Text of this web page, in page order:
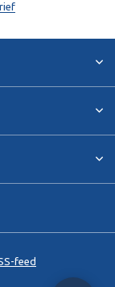
feed